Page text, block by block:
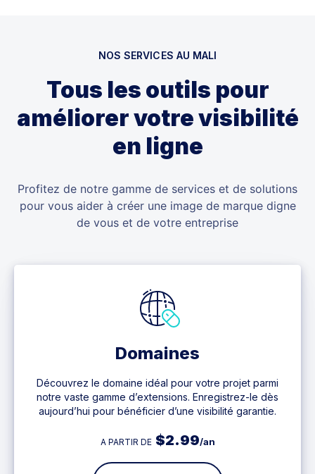
NOS SERVICES AU MALI
Tous les outils pour
améliorer votre visibilité
en ligne
Profitez de notre gamme de services et de solutions
pour vous aider à créer une image de marque digne
de vous et de votre entreprise
Domaines
Découvrez le domaine idéal pour votre projet parmi
notre vaste gamme d’extensions. Enregistrez-le dès
aujourd’hui pour bénéficier d’une visibilité garantie.
A PARTIR DE $2.99/an